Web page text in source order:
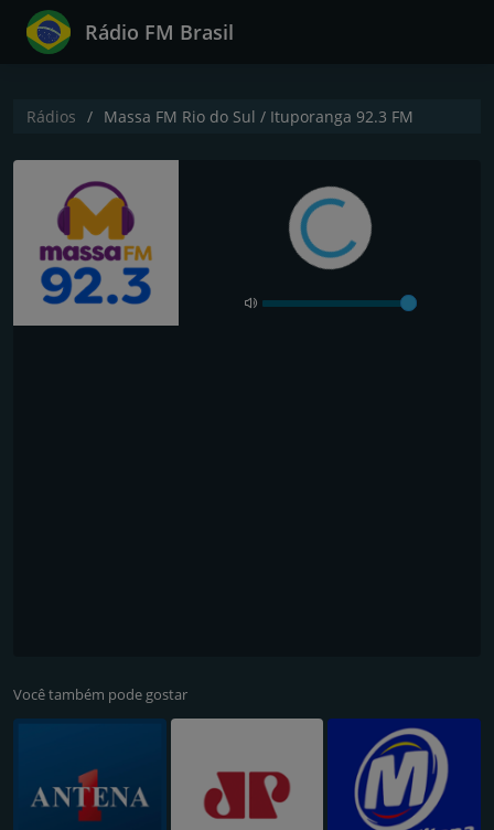
Rádio FM Brasil
Rádios Massa FM Rio do Sul / Ituporanga 92.3 FM
Você também pode gostar